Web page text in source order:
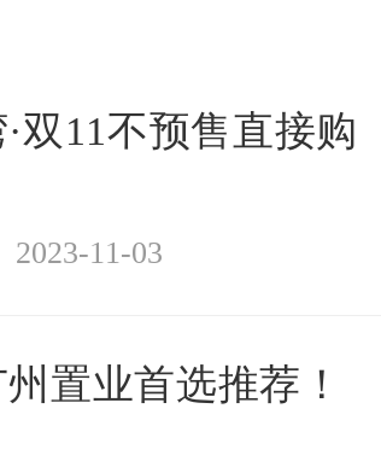
双11不预售直接购
2023-11-03
置业首选推荐！